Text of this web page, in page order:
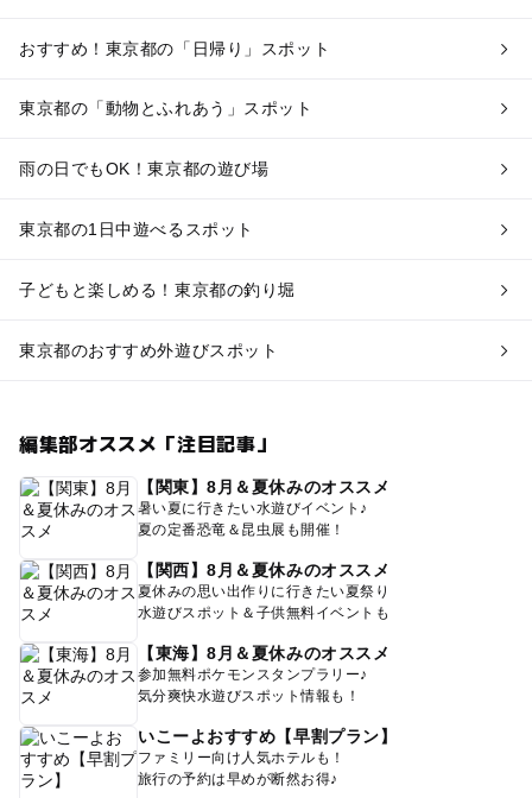
おすすめ！東京都の「日帰り」スポット
東京都の「動物とふれあう」スポット
雨の日でもOK！東京都の遊び場
東京都の1日中遊べるスポット
子どもと楽しめる！東京都の釣り堀
東京都のおすすめ外遊びスポット
編集部オススメ「注目記事」
【関東】8月＆夏休みのオススメ
暑い夏に行きたい水遊びイベント♪
夏の定番恐竜＆昆虫展も開催！
【関西】8月＆夏休みのオススメ
夏休みの思い出作りに行きたい夏祭り
水遊びスポット＆子供無料イベントも
【東海】8月＆夏休みのオススメ
参加無料ポケモンスタンプラリー♪
気分爽快水遊びスポット情報も！
いこーよおすすめ【早割プラン】
ファミリー向け人気ホテルも！
旅行の予約は早めが断然お得♪